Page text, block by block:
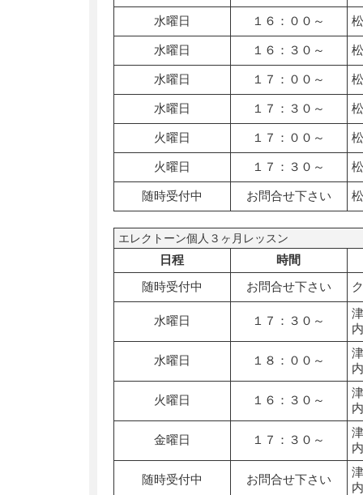
水曜日 １６：００～
水曜日 １６：３０～
水曜日 １７：００～
水曜日 １７：３０～
火曜日 １７：００～
火曜日 １７：３０～
随時受付中 お問合せ下さい
エレクトーン個人３ヶ月レッスン
日程
時間
随時受付中
お問合せ下さい
水曜日 １７：３０～
水曜日 １８：００～
火曜日 １６：３０～
金曜日 １７：３０～
随時受付中 お問合せ下さい